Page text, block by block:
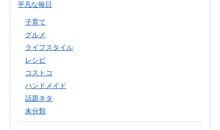
平凡な毎日
子育て
グルメ
ライフスタイル
レシピ
コストコ
ハンドメイド
話題ネタ
未分類